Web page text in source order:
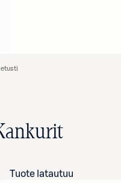
Tuote latautuu